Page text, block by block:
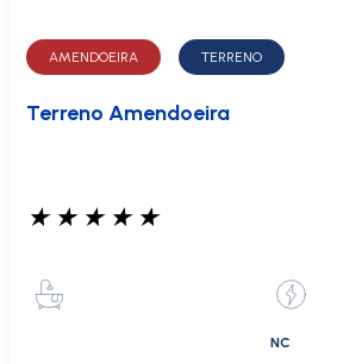
AMENDOEIRA TERRENO
Terreno Amendoeira
★ ★ ★ ★ ★
NC